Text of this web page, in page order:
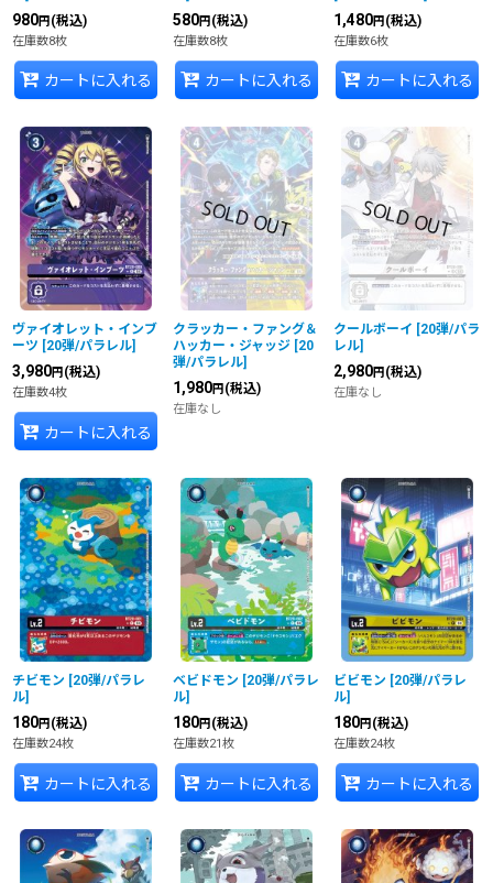
980円 (税込)
在庫数8枚
カートに入れる
580円 (税込)
在庫数8枚
カートに入れる
1,480円 (税込)
在庫数6枚
カートに入れる
ヴァイオレット・インブ
ーツ [20弾/パラレル]
3,980円 (税込)
在庫数4枚
カートに入れる
クラッカー・ファング＆
ハッカー・ジャッジ [20
弾/パラレル]
1,980円 (税込)
在庫なし
クールボーイ [20弾/パラ
レル]
2,980円 (税込)
在庫なし
チビモン [20弾/パラレ
ル]
180円 (税込)
在庫数24枚
カートに入れる
ベビドモン [20弾/パラレ
ル]
180円 (税込)
在庫数21枚
カートに入れる
ビビモン [20弾/パラレ
ル]
180円 (税込)
在庫数24枚
カートに入れる